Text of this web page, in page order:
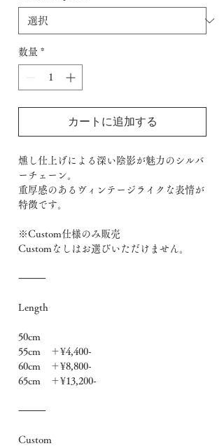
数量 *
カートに追加する
燻し仕上げによる深い陰影が魅力のシルバ
ーチェーン。
重厚感のあるヴィンテージライクな表情が
特徴です。
※Custom仕様のみ販売
Customなしはお選びいただけません。
⸻
Length
50cm
55cm ＋¥4,400-
60cm ＋¥8,800-
65cm ＋¥13,200-
⸻
Custom